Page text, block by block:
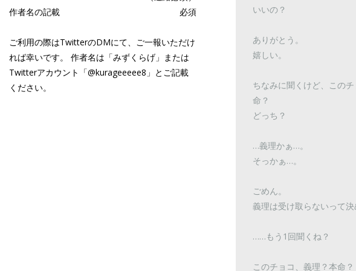
作者名の記載
必須
ご利用の際はTwitterのDMにて、ご一報いただけ
れば幸いです。 作者名は「みずくらげ」または
Twitterアカウント「@kurageeeee8 」とご記載
ください。
いいの？
ありがとう。
嬉しい。
ちなみに聞くけど、この
命？
どっち？
…義理かぁ…。
そっかぁ…。
ごめん。
義理は受け取らないって決
……もう1回聞くね？
このチョコ、義理？本命？